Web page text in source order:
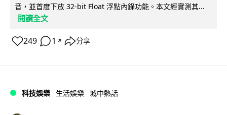
音，並首度下放 32-bit Float 浮點內錄功能。本文經實測其...
閱讀全文
249 1 ↗ 分享
科技娛樂 生活娛樂 城中熱話